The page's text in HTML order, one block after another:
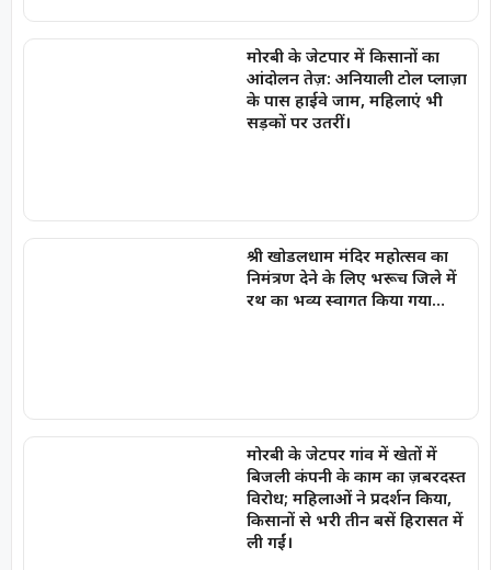
मोरबी के जेटपार में किसानों का
आंदोलन तेज़: अनियाली टोल प्लाज़ा
के पास हाईवे जाम, महिलाएं भी
सड़कों पर उतरीं।
श्री खोडलधाम मंदिर महोत्सव का
निमंत्रण देने के लिए भरूच जिले में
रथ का भव्य स्वागत किया गया…
मोरबी के जेटपर गांव में खेतों में
बिजली कंपनी के काम का ज़बरदस्त
विरोध; महिलाओं ने प्रदर्शन किया,
किसानों से भरी तीन बसें हिरासत में
ली गईं।